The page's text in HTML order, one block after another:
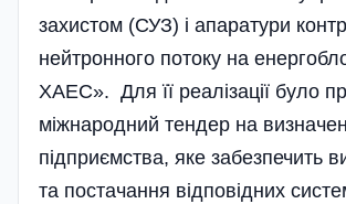
захистом (СУЗ) і апаратури
нейтронного потоку на
ХАЕС». Для її реалі­зації було
міжнародний тендер на
підприємства, яке забезпечить
та постачання відповідних